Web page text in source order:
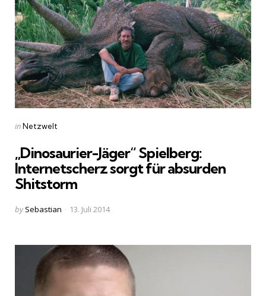
Categories
Posted
inNetzwelt
„Dinosaurier-Jäger“ Spielberg:
Internetscherz sorgt für absurden
Shitstorm
Posted
by Sebastian 13. Juli 2014